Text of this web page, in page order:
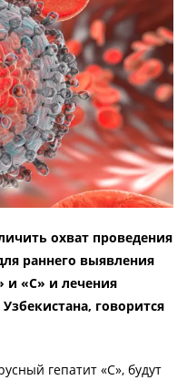
охват проведения
раннего выявления
и «С» и лечения
говорится
гепатит «С», будут